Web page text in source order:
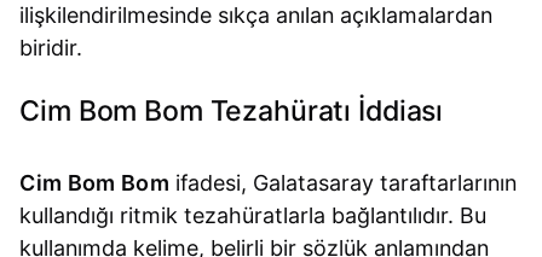
ilişkilendirilmesinde sıkça anılan açıklamalardan
biridir.
Cim Bom Bom Tezahüratı İddiası
Cim Bom Bom ifadesi, Galatasaray taraftarlarının
kullandığı ritmik tezahüratlarla bağlantılıdır. Bu
kullanımda kelime, belirli bir sözlük anlamından